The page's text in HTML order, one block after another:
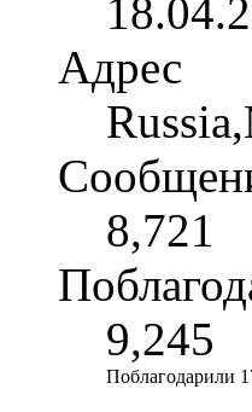
Адрес
8,721
9,245
Поблагодарили